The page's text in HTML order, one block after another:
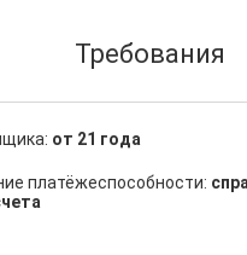
Требования
от 21 года
платёжеспособности: